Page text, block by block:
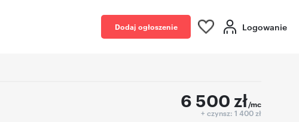
Dodaj ogłoszenie Logowanie
6 500 zł/mc
+ czynsz: 1 400 zł